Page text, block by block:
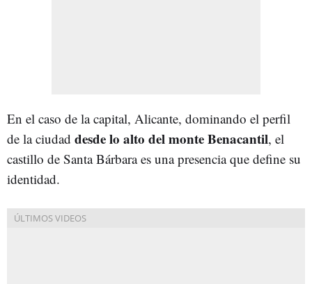
En el caso de la capital, Alicante, dominando el perfil
de la ciudad desde lo alto del monte Benacantil, el
castillo de Santa Bárbara es una presencia que define su
identidad.